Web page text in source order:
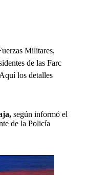
Militares,
de las Farc
los detalles
según informó el
de la Policía